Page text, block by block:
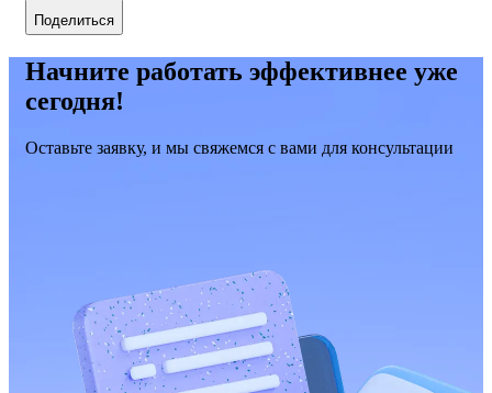
Поделиться
Начните работать эффективнее уже
сегодня!
Оставьте заявку, и мы свяжемся с вами для консультации